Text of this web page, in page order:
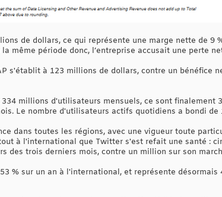
de dollars, ce qui représente une marge nette de 9
la même période donc, l’entreprise accusait une perte
s'établit à 123 millions de dollars, contre un bénéfice
millions d'utilisateurs mensuels, ce sont finalement
Le nombre d'utilisateurs actifs quotidiens a bondi de
dans toutes les régions, avec une vigueur toute
à l'international que Twitter s'est refait une santé :
des trois derniers mois, contre un million sur son
% sur un an à l'international, et représente désormais